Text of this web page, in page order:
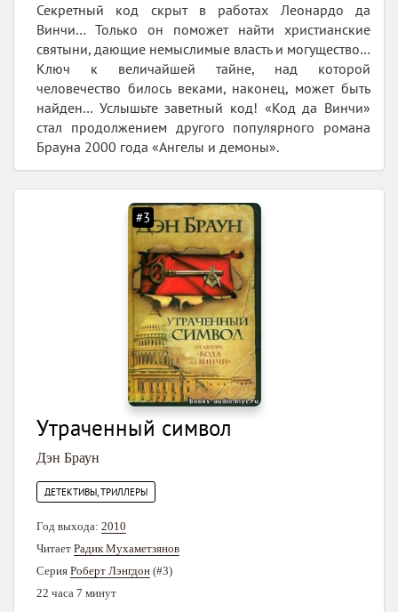
Секретный код скрыт в работах Леонардо да
Винчи… Только он поможет найти христианские
святыни, дающие немыслимые власть и могущество…
Ключ к величайшей тайне, над которой
человечество билось веками, наконец, может быть
найден… Услышьте заветный код! «Код да Винчи»
стал продолжением другого популярного романа
Брауна 2000 года «Ангелы и демоны».
#3
Утраченный символ
Дэн Браун
ДЕТЕКТИВЫ, ТРИЛЛЕРЫ
Год выхода: 2010
Читает Радик Мухаметзянов
Серия Роберт Лэнгдон (#3)
22 часа 7 минут